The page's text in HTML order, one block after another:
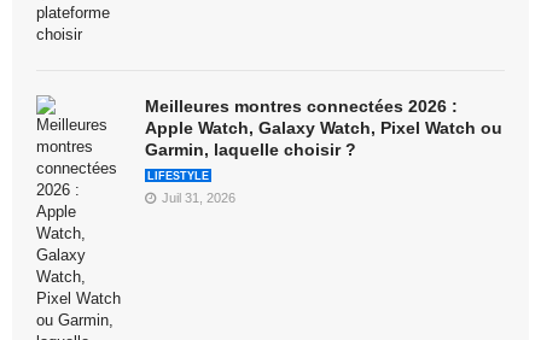
Meilleures montres connectées 2026 :
Apple Watch, Galaxy Watch, Pixel Watch ou
Garmin, laquelle choisir ?
LIFESTYLE
Juil 31, 2026